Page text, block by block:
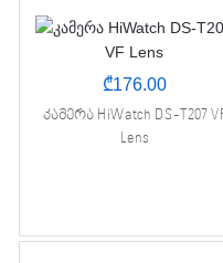
₾176.00
კამერა HiWatch DS-T207
Lens